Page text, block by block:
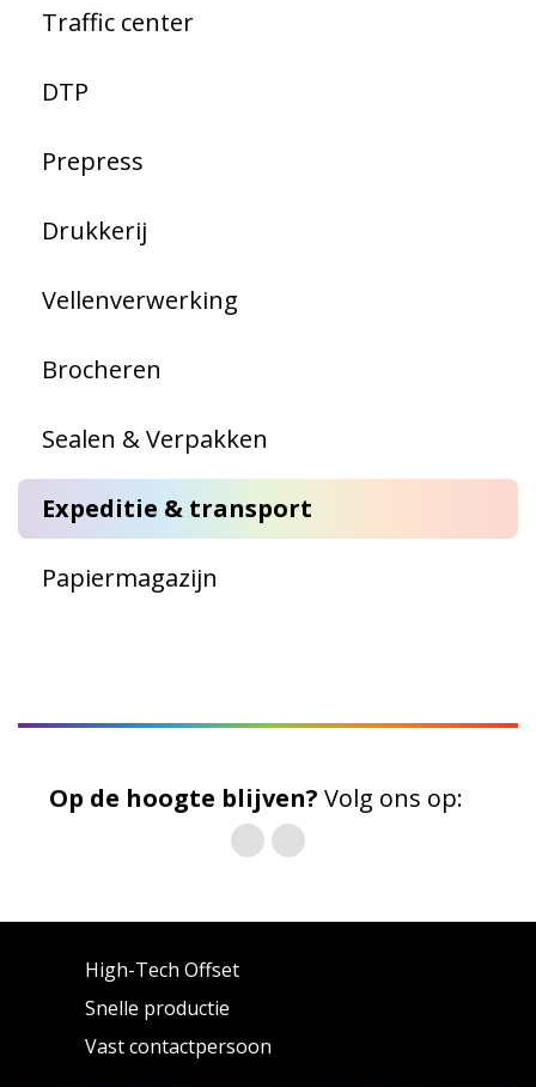
Traffic center
DTP
Prepress
Drukkerij
Vellenverwerking
Brocheren
Sealen & Verpakken
Expeditie & transport
Papiermagazijn
Op de hoogte blijven? Volg ons op:
High-Tech Offset
Snelle productie
Vast contactpersoon